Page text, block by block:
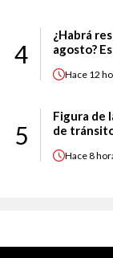
4
¿Habrá
agosto?
Hace 12
5
Figura de
de
Hace8